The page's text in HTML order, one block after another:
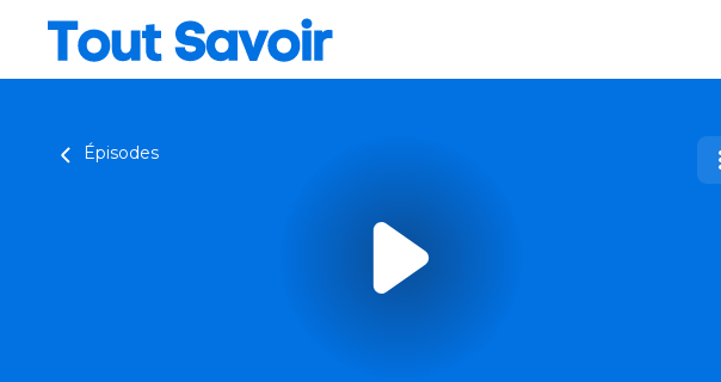
Épisodes